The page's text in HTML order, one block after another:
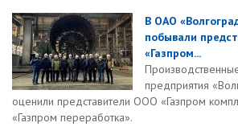
В ОАО
побывали
«Газпром...
предприятия
оценили представители ООО «Газпром
«Газпром переработка».